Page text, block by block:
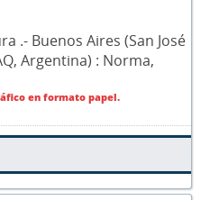
.- Buenos Aires (San José
Argentina) : Norma,
en formato papel.